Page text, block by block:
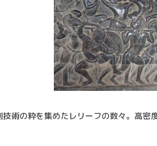
術の粋を集めたレリーフの数々。高密